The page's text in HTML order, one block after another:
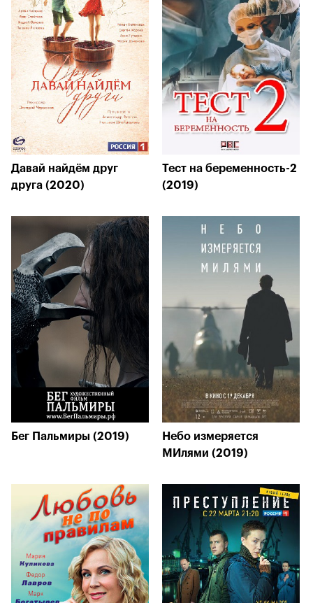
Давай найдём друг
друга (2020)
Тест на беременность-2
(2019)
Бег Пальмиры (2019)
Небо измеряется
МИлями (2019)